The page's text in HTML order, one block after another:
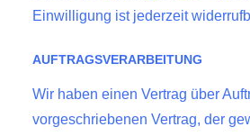
Einwilligung ist jederzeit
AUFTRAGSVERARBEITUNG
Wir haben einen Vertrag über
vorgeschriebenen Vertrag, der